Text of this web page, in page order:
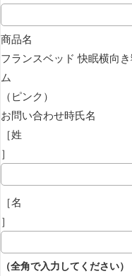
商品名
フランスベッド 快眠横向
ム
（ピンク）
お問い合わせ時氏名
［姓
］
［名
］
（全角で入力してください）